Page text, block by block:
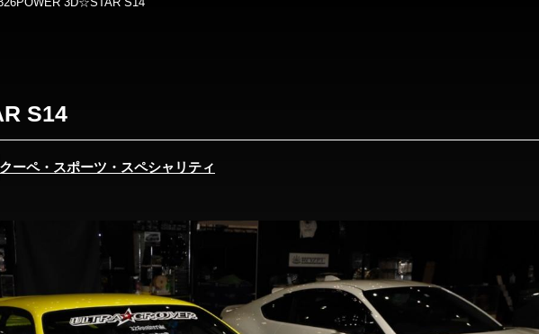
S14
クーペ・スポーツ・スペシャリティ